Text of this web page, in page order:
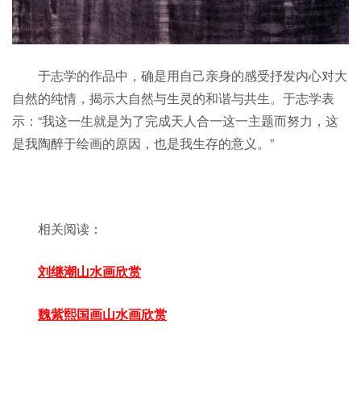
于志学的作品中，确是用自己亲身的感受抒发内心对大
自然的纯情，揭示大自然与生灵的和谐与共生。于志学表
示：“我这一生就是为了完成天人合一这一主题而努力，这
是我陶醉于绘画的原因，也是我生存的意义。”
相关阅读：
刘继潮山水画欣赏
魏紫熙国画山水画欣赏